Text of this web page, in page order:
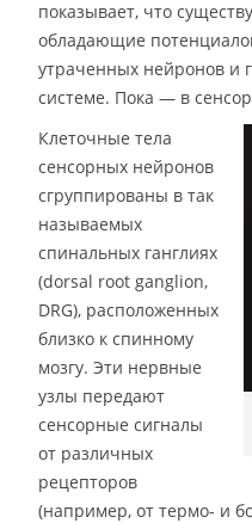
показывает, что
обладающие
утраченных нейронов и
системе. Пока — в
Клеточные тела
сенсорных нейронов
сгруппированы в так
называемых
спинальных ганглиях
(dorsal root ganglion,
DRG), расположенных
близко к спинному
мозгу. Эти нервные
узлы передают
сенсорные сигналы
от различных
рецепторов
(например, от термо- и